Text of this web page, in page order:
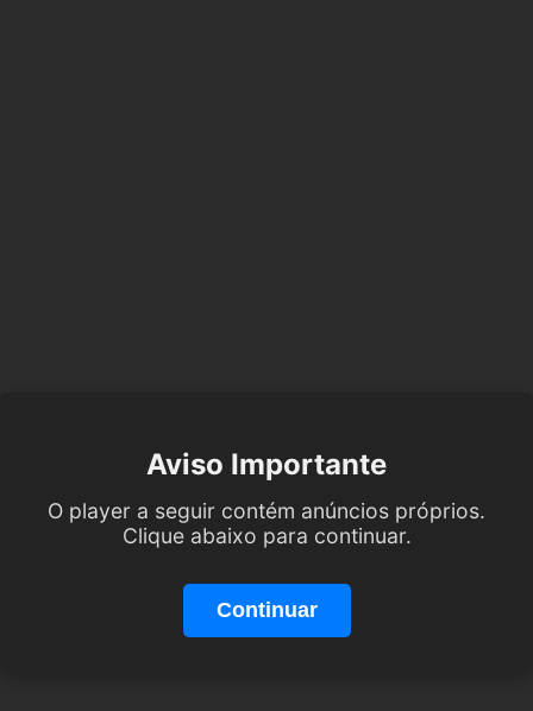
Aviso Importante
O player a seguir contém anúncios próprios.
Clique abaixo para continuar.
Continuar